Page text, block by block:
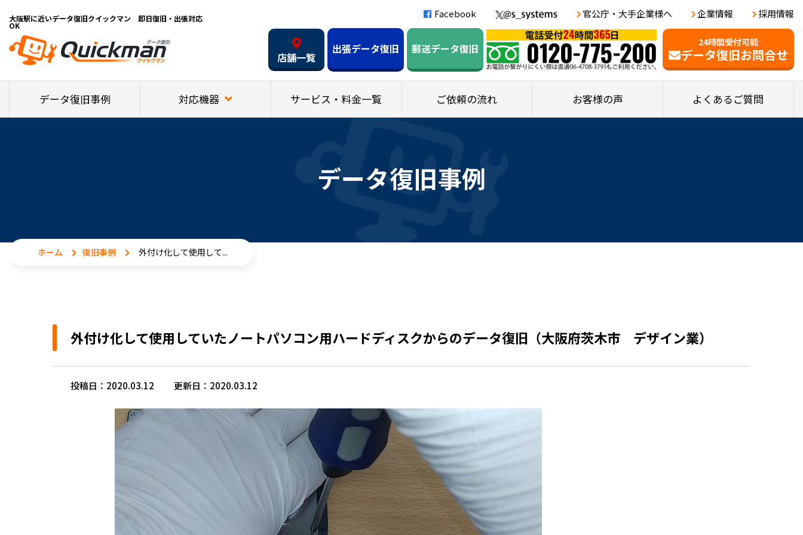
大阪駅に近いデータ復旧クイックマン 即日復旧・出張対応
OK
Facebook 官公庁・大手企業様へ 企業情報 採用情報
24時間受付可能
データ復旧お問合せ
店舗一覧
出張データ復旧 郵送データ復旧
データ復旧事例 対応機器 サービス・料金一覧 ご依頼の流れ お客様の声 よくあるご質問
データ復旧事例
ホーム 復旧事例 外付け化して使用して...
外付け化して使用していたノートパソコン用ハードディスクからのデータ復旧（大阪府茨木市 デザイン業）
投稿日：2020.03.12 更新日：2020.03.12